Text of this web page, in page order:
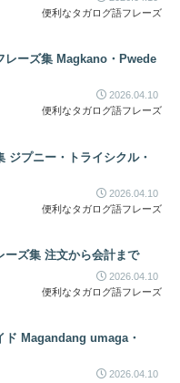
便利なタガログ語フレーズ
レーズ集 Magkano・Pwede
2026.04.10
便利なタガログ語フレーズ
ジプニー・トライシクル・
2026.04.10
便利なタガログ語フレーズ
ーズ集 注文から会計まで
2026.04.10
便利なタガログ語フレーズ
ド Magandang umaga・
2026.04.10